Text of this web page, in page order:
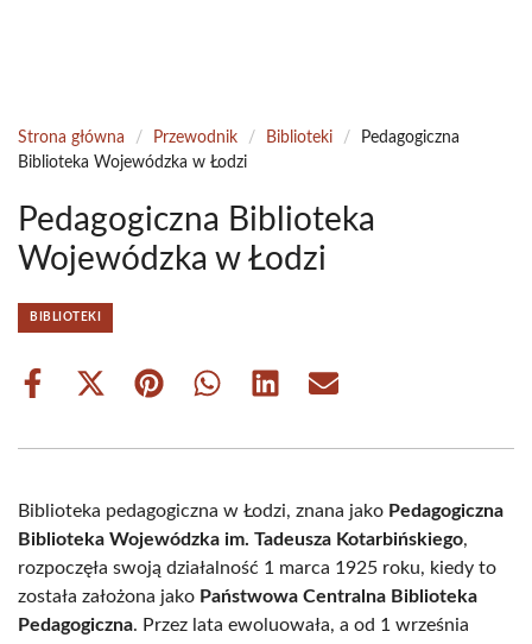
Strona główna / Przewodnik / Biblioteki /
Pedagogiczna
Biblioteka Wojewódzka w Łodzi
Pedagogiczna Biblioteka
Wojewódzka w Łodzi
BIBLIOTEKI
Share
Share
(Twitter)
Share Share Share Share
Biblioteka pedagogiczna w Łodzi, znana jako Pedagogiczna
Biblioteka Wojewódzka im. Tadeusza Kotarbińskiego,
rozpoczęła swoją działalność 1 marca 1925 roku, kiedy to
została założona jako Państwowa Centralna Biblioteka
Pedagogiczna. Przez lata ewoluowała, a od 1 września